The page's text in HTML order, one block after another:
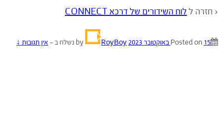
‹ חזרה ל לוח השידורים של דרכא CONNECT
Posted on 15 באוקטובר 2023 RoyBoy נשלח ב—אין תגובות ↓